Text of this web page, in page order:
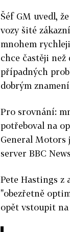
Šéf GM uvedl,
vozy šité
mnohem
chce častěji
případných
dobrým
Pro srovnání:
potřeboval na
General Motors
server BBC
Pete Hastings z
"obezřetně
opět vstoupit